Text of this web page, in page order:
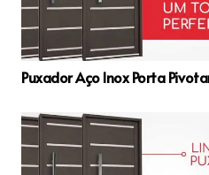
Puxador Aço Inox Porta